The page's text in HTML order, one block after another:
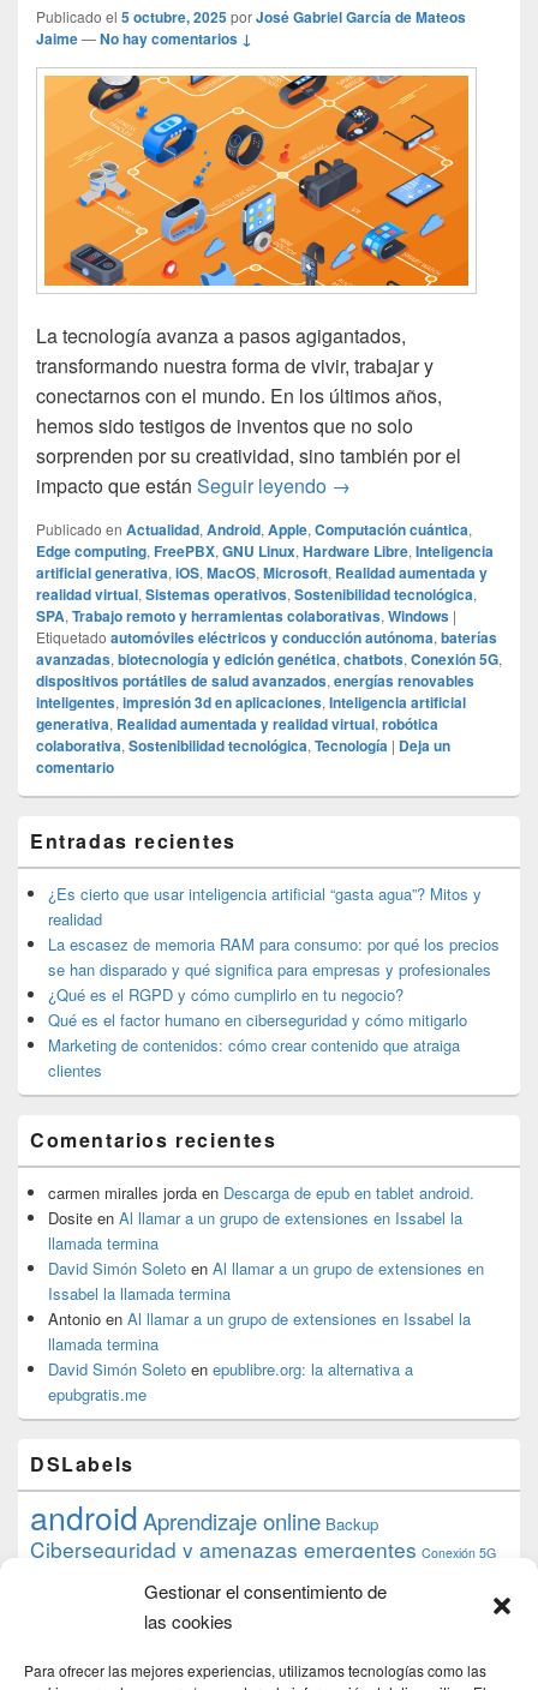
Gestionar el consentimiento de
las cookies
Para ofrecer las mejores experiencias, utilizamos tecnologías como las
Publicado el 5 octubre, 2025porJosé Gabriel García de Mateos
Jaime—No hay comentarios ↓
La tecnología avanza a pasos agigantados,
transformando nuestra forma de vivir, trabajar y
conectarnos con el mundo. En los últimos años,
hemos sido testigos de inventos que no solo
sorprenden por su creatividad, sino también por el
impacto que están Seguir leyendo Los inventos
→
Publicado en Actualidad, Android, Apple, Computación cuántica,
Edge computing, FreePBX, GNU Linux, Hardware Libre, Inteligencia
artificial generativa, iOS, MacOS, Microsoft, Realidad aumentada y
realidad virtual, Sistemas operativos, Sostenibilidad tecnológica,
SPA, Trabajo remoto y herramientas colaborativas, Windows |
Etiquetado automóviles eléctricos y conducción autónoma, baterías
avanzadas, biotecnología y edición genética, chatbots, Conexión 5G,
dispositivos portátiles de salud avanzados, energías renovables
inteligentes, impresión 3d en aplicaciones, Inteligencia artificial
generativa, Realidad aumentada y realidad virtual, robótica
colaborativa, Sostenibilidad tecnológica, Tecnología | Deja un
comentario
área
de
widget
barra
lateral
primaria
Entradas recientes
¿Es cierto que usar inteligencia artificial “gasta agua”? Mitos y
realidad
La escasez de memoria RAM para consumo: por qué los precios
se han disparado y qué significa para empresas y profesionales
¿Qué es el RGPD y cómo cumplirlo en tu negocio?
Qué es el factor humano en ciberseguridad y cómo mitigarlo
Marketing de contenidos: cómo crear contenido que atraiga
clientes
Comentarios recientes
carmen miralles jorda en Descarga de epub en tablet android.
Dosite en Al llamar a un grupo de extensiones en Issabel la
llamada termina
David Simón Soleto en Al llamar a un grupo de extensiones en
Issabel la llamada termina
Antonio en Al llamar a un grupo de extensiones en Issabel la
llamada termina
David Simón Soleto en epublibre.org: la alternativa a
epubgratis.me
DSLabels
androidAprendizaje online Backup
Ciberseguridad y amenazas emergentes Conexión 5G
datos debian desarrollo web
Formación Google
iphone
proyecto PS4 python Raspberryraspberrypi